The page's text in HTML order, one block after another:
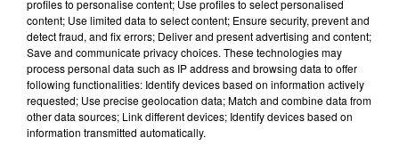
Lecture (2 min 22 sec)
100%
100% Radio les infos de l'Hérault
profiles to personalise content; Use profiles to select personalised
content; Use limited data to select content; Ensure security, prevent and
detect fraud, and fix errors; Deliver and present advertising and content;
Save and communicate privacy choices. These technologies may
process personal data such as IP address and browsing data to offer
following functionalities: Identify devices based on information actively
requested; Use precise geolocation data; Match and combine data from
other data sources; Link different devices; Identify devices based on
information transmitted automatically.